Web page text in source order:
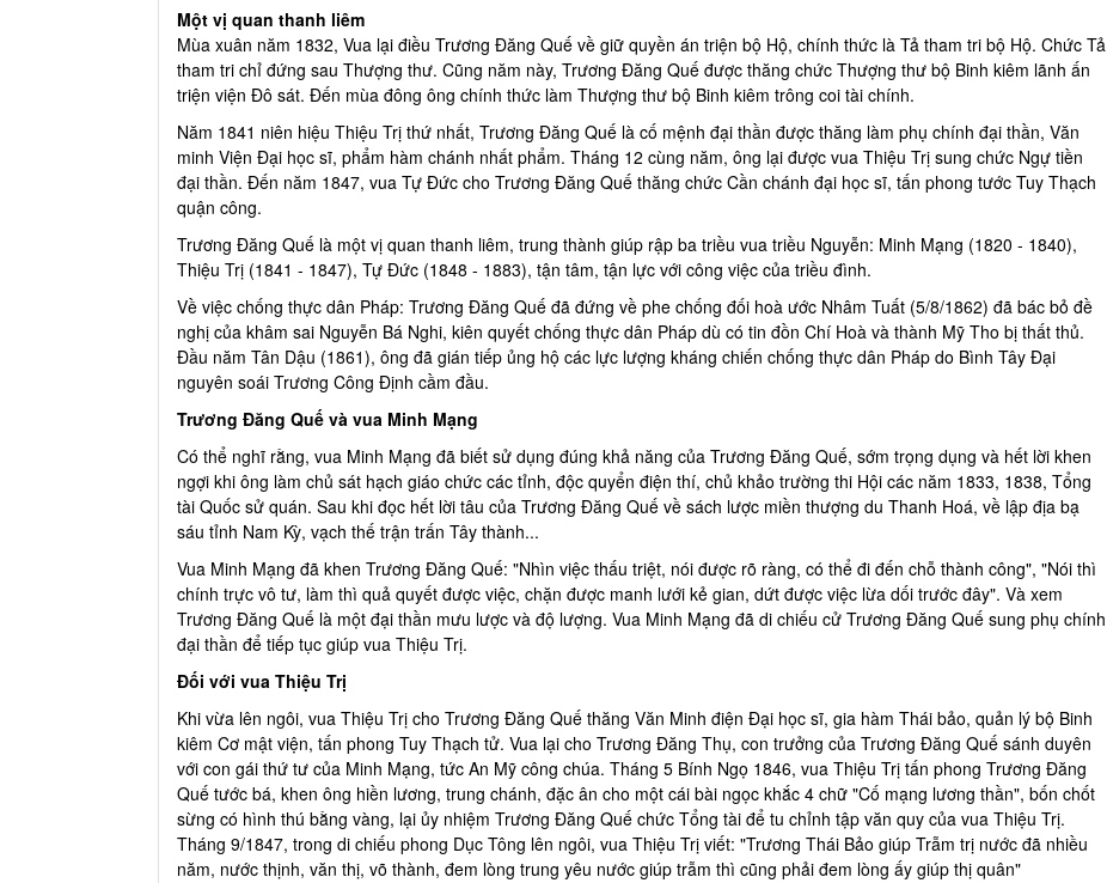
Một vị quan thanh liêm
Mùa xuân năm 1832, Vua lại điều Trương Đăng Quế về giữ quyền án triện bộ Hộ, chính thức là Tả tham tri bộ Hộ. Chức Tả
tham tri chỉ đứng sau Thượng thư. Cũng năm này, Trương Đăng Quế được thăng chức Thượng thư bộ Binh kiêm lãnh ấn
triện viện Đô sát. Đến mùa đông ông chính thức làm Thượng thư bộ Binh kiêm trông coi tài chính.
Năm 1841 niên hiệu Thiệu Trị thứ nhất, Trương Đăng Quế là cố mệnh đại thần được thăng làm phụ chính đại thần, Văn
minh Viện Đại học sĩ, phẩm hàm chánh nhất phẩm. Tháng 12 cùng năm, ông lại được vua Thiệu Trị sung chức Ngự tiền
đại thần. Đến năm 1847, vua Tự Đức cho Trương Đăng Quế thăng chức Cần chánh đại học sĩ, tấn phong tước Tuy Thạch
quận công.
Trương Đăng Quế là một vị quan thanh liêm, trung thành giúp rập ba triều vua triều Nguyễn: Minh Mạng (1820 - 1840),
Thiệu Trị (1841 - 1847), Tự Đức (1848 - 1883), tận tâm, tận lực với công việc của triều đình.
Về việc chống thực dân Pháp: Trương Đăng Quế đã đứng về phe chống đối hoà ước Nhâm Tuất (5/8/1862) đã bác bỏ đề
nghị của khâm sai Nguyễn Bá Nghi, kiên quyết chống thực dân Pháp dù có tin đồn Chí Hoà và thành Mỹ Tho bị thất thủ.
Đầu năm Tân Dậu (1861), ông đã gián tiếp ủng hộ các lực lượng kháng chiến chống thực dân Pháp do Bình Tây Đại
nguyên soái Trương Công Định cầm đầu.
Trương Đăng Quế và vua Minh Mạng
Có thể nghĩ rằng, vua Minh Mạng đã biết sử dụng đúng khả năng của Trương Đăng Quế, sớm trọng dụng và hết lời khen
ngợi khi ông làm chủ sát hạch giáo chức các tỉnh, độc quyển điện thí, chủ khảo trường thi Hội các năm 1833, 1838, Tổng
tài Quốc sử quán. Sau khi đọc hết lời tâu của Trương Đăng Quế về sách lược miền thượng du Thanh Hoá, về lập địa bạ
sáu tỉnh Nam Kỳ, vạch thế trận trấn Tây thành...
Vua Minh Mạng đã khen Trương Đăng Quế: "Nhìn việc thấu triệt, nói được rõ ràng, có thể đi đến chỗ thành công", "Nói thì
chính trực vô tư, làm thì quả quyết được việc, chặn được manh lưới kẻ gian, dứt được việc lừa dối trước đây". Và xem
Trương Đăng Quế là một đại thần mưu lược và độ lượng. Vua Minh Mạng đã di chiếu cử Trương Đăng Quế sung phụ chính
đại thần để tiếp tục giúp vua Thiệu Trị.
Đối với vua Thiệu Trị
Khi vừa lên ngôi, vua Thiệu Trị cho Trương Đăng Quế thăng Văn Minh điện Đại học sĩ, gia hàm Thái bảo, quản lý bộ Binh
kiêm Cơ mật viện, tấn phong Tuy Thạch tử. Vua lại cho Trương Đăng Thụ, con trưởng của Trương Đăng Quế sánh duyên
với con gái thứ tư của Minh Mạng, tức An Mỹ công chúa. Tháng 5 Bính Ngọ 1846, vua Thiệu Trị tấn phong Trương Đăng
Quế tước bá, khen ông hiền lương, trung chánh, đặc ân cho một cái bài ngọc khắc 4 chữ "Cố mạng lương thần", bốn chốt
sừng có hình thú bằng vàng, lại ủy nhiệm Trương Đăng Quế chức Tổng tài để tu chỉnh tập văn quy của vua Thiệu Trị.
Tháng 9/1847, trong di chiếu phong Dục Tông lên ngôi, vua Thiệu Trị viết: "Trương Thái Bảo giúp Trẫm trị nước đã nhiều
năm, nước thịnh, văn thị, võ thành, đem lòng trung yêu nước giúp trẫm thì cũng phải đem lòng ấy giúp thị quân"
FULL TRẬN Victory8: Trương Đình Hoàng - Lee Gyu Huyn Nữ Luật Sư tài đức vẹn toàn LÀ AI ?mà khiến ÔNG VUA Cafe Trung Nguyên mời làm luật sư cho riêng mình
— 09 Tháng Ba 2020
Đại Hội Đại Biểu Họ Trương Thủ Đô Hà Nội Lần Thứ II Nhiệm Kỳ 2024-2029
— 29 Tháng M. một 2024 — 28 Tháng Mười 2024